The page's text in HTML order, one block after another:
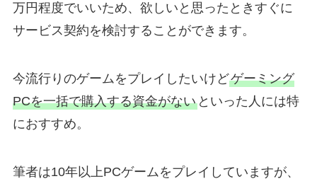
万円程度でいいため、欲しいと思ったときすぐに
サービス契約を検討することができます。
今流行りのゲームをプレイしたいけどゲーミング
PCを一括で購入する資金がないといった人には特
におすすめ。
筆者は10年以上PCゲームをプレイしていますが、